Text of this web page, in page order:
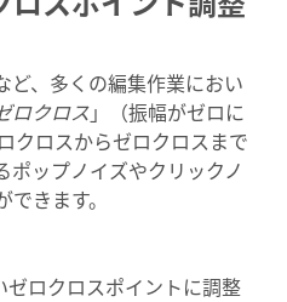
ど、多くの編集作業におい
ロクロス」（振幅がゼロに
クロスからゼロクロスまで
ポップノイズやクリックノ
きます。
ロクロスポイントに調整